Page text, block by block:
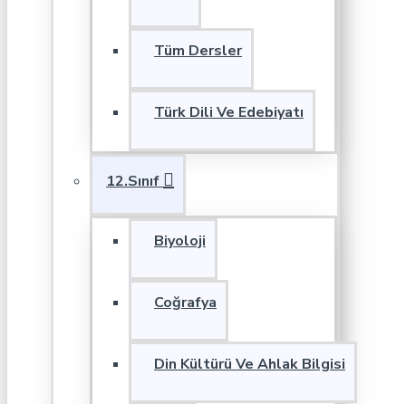
Tüm Dersler
Türk Dili Ve Edebiyatı
12.Sınıf
Biyoloji
Coğrafya
Din Kültürü Ve Ahlak Bilgisi